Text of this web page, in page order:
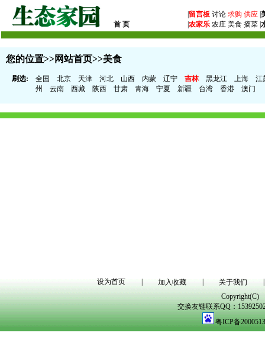
首 页
留言板 讨论 求购 供应
农家乐 农庄 美食 摘菜 |
您的位置>>网站首页>>美食
刷选: 全国 北京 天津 河北 山西 内蒙 辽宁 吉林 黑龙江 上海
江
州
云南 西藏 陕西 甘肃 青海 宁夏 新疆 台湾 香港 澳门
设为首页 加入收藏 关于我们
Copyright(C)
交换友链联系QQ：
粤ICP备